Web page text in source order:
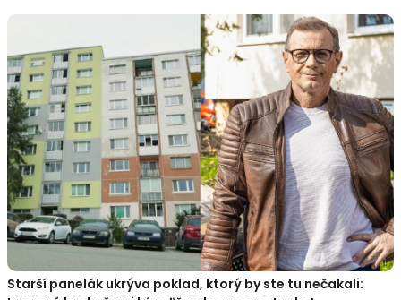
Starší panelák ukrýva poklad, ktorý by ste tu nečakali: